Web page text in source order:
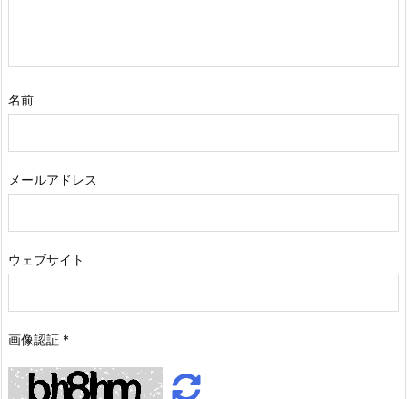
名前
メールアドレス
ウェブサイト
画像認証 *